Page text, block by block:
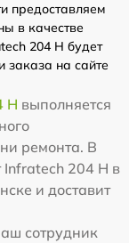
предоставляем
в качестве
204 Н будет
заказа на сайте
Н выполняется
ремонта. В
Infratech 204 Н в
и доставит
сотрудник